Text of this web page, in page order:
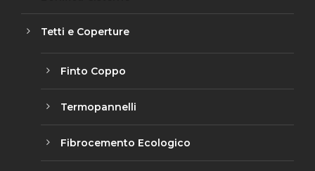
Tetti e Coperture
Finto Coppo
Termopannelli
Fibrocemento Ecologico